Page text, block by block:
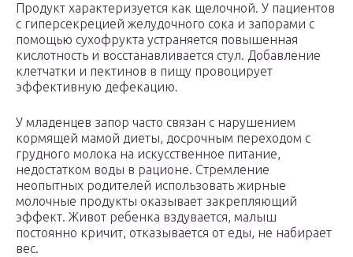
Продукт характеризуется как щелочной. У пациентов
с гиперсекрецией желудочного сока и запорами с
помощью сухофрукта устраняется повышенная
кислотность и восстанавливается стул. Добавление
клетчатки и пектинов в пищу провоцирует
эффективную дефекацию.
У младенцев запор часто связан с нарушением
кормящей мамой диеты, досрочным переходом с
грудного молока на искусственное питание,
недостатком воды в рационе. Стремление
неопытных родителей использовать жирные
молочные продукты оказывает закрепляющий
эффект. Живот ребенка вздувается, малыш
постоянно кричит, отказывается от еды, не набирает
вес.